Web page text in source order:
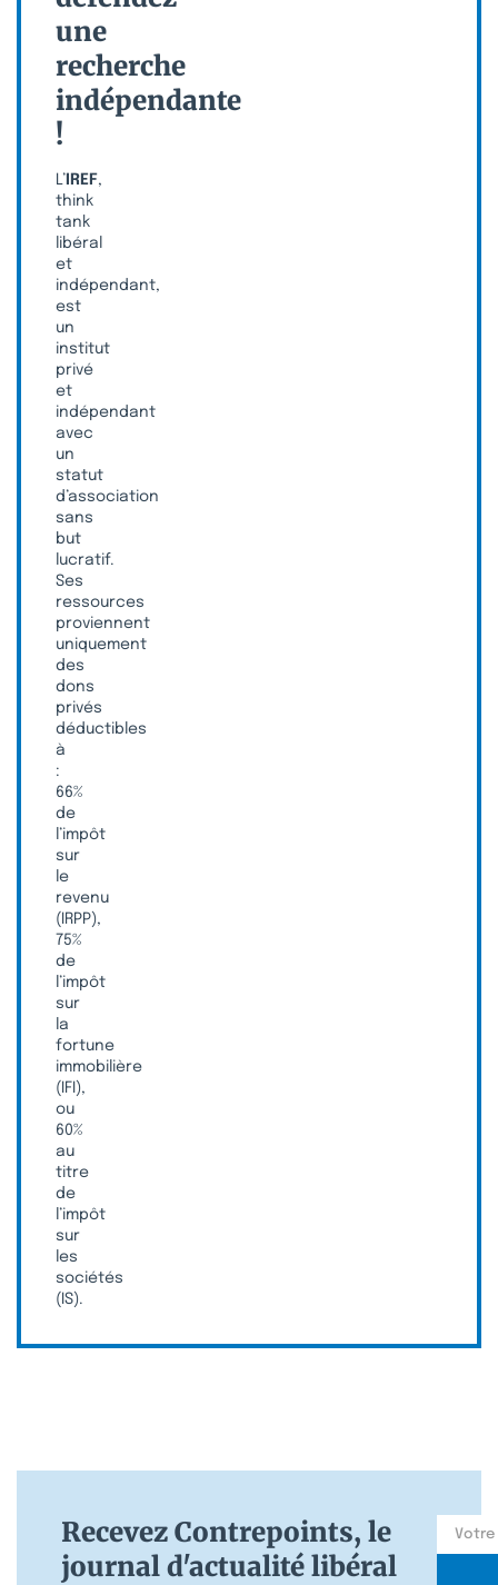
une
recherche
indépendante
!
L’ IREF,
think
tank
libéral
et
indépendant,
est
un
institut
privé
et
indépendant
avec
un
statut
d’association
sans
but
lucratif.
Ses
ressources
proviennent
uniquement
des
dons
privés
déductibles
à
:
66%
de
l’impôt
sur
le
revenu
(IRPP),
75%
de
l’impôt
sur
la
fortune
immobilière
(IFI),
ou
60%
au
titre
de
l’impôt
sur
les
sociétés
(IS).
Recevez Contrepoints, le
journal d'actualité libéral